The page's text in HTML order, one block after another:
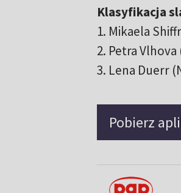
Klasyfikacja
1. Mikaela
2. Petra
3. Lena
Pobierz